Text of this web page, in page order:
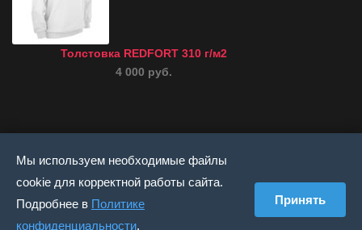
Толстовка REDFORT 310 г/м2
4 000 руб.
© 1997 — 2026 - текстиль с вышивкой - Вышивка под
заказ - Вышивальное производство - доставка в любой
Мы используем необходимые файлы
cookie для корректной работы сайта.
Подробнее в Политике
конфиденциальности.
Принять